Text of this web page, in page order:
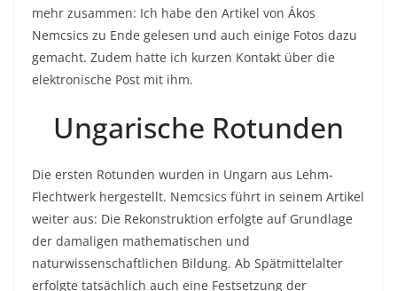
mehr zusammen: Ich habe den Artikel von Ákos
Nemcsics zu Ende gelesen und auch einige Fotos dazu
gemacht. Zudem hatte ich kurzen Kontakt über die
elektronische Post mit ihm.
Ungarische Rotunden
Die ersten Rotunden wurden in Ungarn aus Lehm-
Flechtwerk hergestellt. Nemcsics führt in seinem Artikel
weiter aus: Die Rekonstruktion erfolgte auf Grundlage
der damaligen mathematischen und
naturwissenschaftlichen Bildung. Ab Spätmittelalter
erfolgte tatsächlich auch eine Festsetzung der